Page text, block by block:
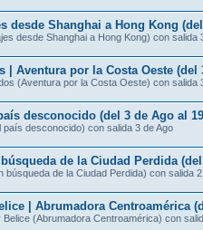
desde Shanghai a Hong Kong
desde Shanghai a Hong Kong) con salida
| Aventura por la Costa Oeste (del
(Aventura por la Costa Oeste) con salida
desconocido (del 3 de Ago al
país desconocido) con salida 3 de Ago
de la Ciudad Perdida
búsqueda de la Ciudad Perdida) con salida
| Abrumadora Centroamérica
(Abrumadora Centroamérica) con